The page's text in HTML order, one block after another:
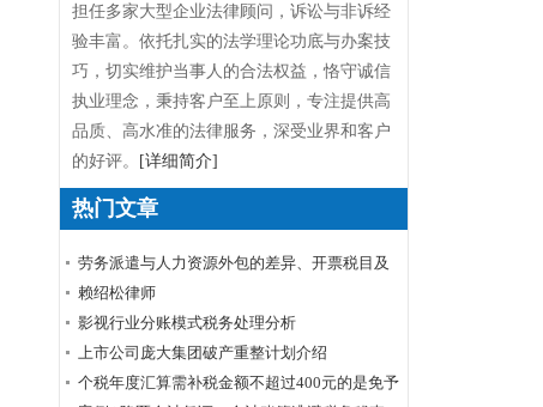
担任多家大型企业法律顾问，诉讼与非诉经
验丰富。依托扎实的法学理论功底与办案技
巧，切实维护当事人的合法权益，恪守诚信
执业理念，秉持客户至上原则，专注提供高
品质、高水准的法律服务，深受业界和客户
的好评。
[详细简介]
热门文章
劳务派遣与人力资源外包的差异、开票税目及
税率
赖绍松律师
影视行业分账模式税务处理分析
上市公司庞大集团破产重整计划介绍
个税年度汇算需补税金额不超过400元的是免予